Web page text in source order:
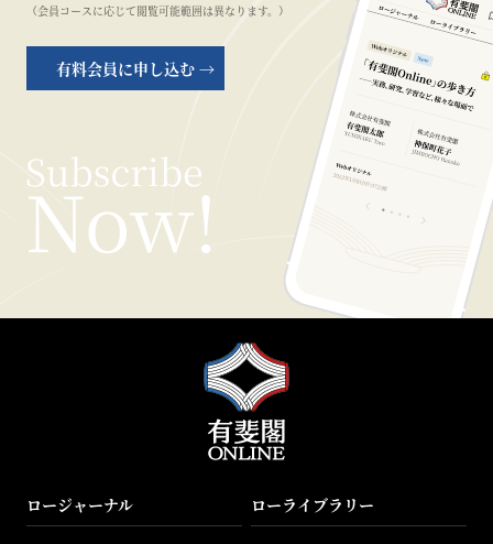
（会員コースに応じて閲覧可能範囲は異なります。）
有料会員に申し込む →
ロージャーナル ローライブラリー